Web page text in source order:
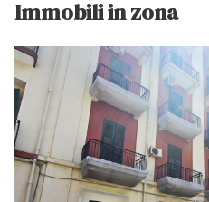
Immobili in zona